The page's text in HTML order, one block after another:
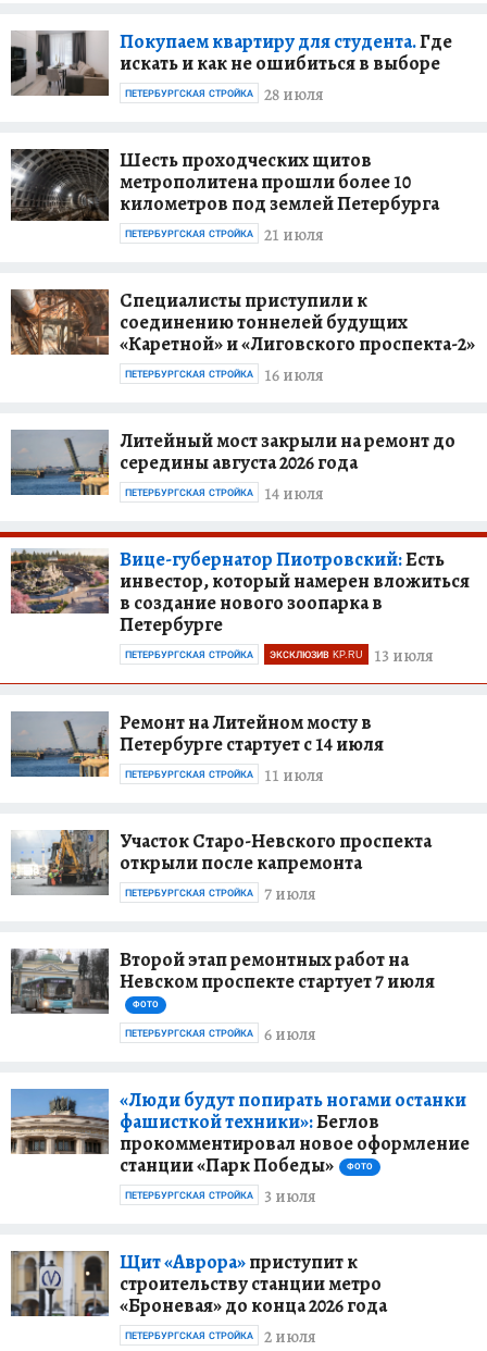
Покупаем квартиру для студента.Где
искать и как не ошибиться в выборе
28 июля
ПЕТЕРБУРГСКАЯ СТРОЙКА
Шесть проходческих щитов
метрополитена прошли более 10
километров под землей Петербурга
21 июля
ПЕТЕРБУРГСКАЯ СТРОЙКА
Специалисты приступили к
соединению тоннелей будущих
«Каретной» и «Лиговского проспекта-2»
16 июля
ПЕТЕРБУРГСКАЯ СТРОЙКА
Литейный мост закрыли на ремонт до
середины августа 2026 года
14 июля
ПЕТЕРБУРГСКАЯ СТРОЙКА
Вице-губернатор Пиотровский:Есть
инвестор, который намерен вложиться
в создание нового зоопарка в
Петербурге
13 июля
ПЕТЕРБУРГСКАЯ СТРОЙКА ЭКСКЛЮЗИВ KP.RU
Ремонт на Литейном мосту в
Петербурге стартует с 14 июля
11 июля
ПЕТЕРБУРГСКАЯ СТРОЙКА
Участок Старо-Невского проспекта
открыли после капремонта
7 июля
ПЕТЕРБУРГСКАЯ СТРОЙКА
Второй этап ремонтных работ на
Невском проспекте стартует 7 июля
ФОТО
6 июля
ПЕТЕРБУРГСКАЯ СТРОЙКА
«Люди будут попирать ногами останки
фашисткой техники»:Беглов
прокомментировал новое оформление
станции «Парк Победы»
ФОТО
3 июля
ПЕТЕРБУРГСКАЯ СТРОЙКА
Щит «Аврора»приступит к
строительству станции метро
«Броневая» до конца 2026 года
2 июля
ПЕТЕРБУРГСКАЯ СТРОЙКА